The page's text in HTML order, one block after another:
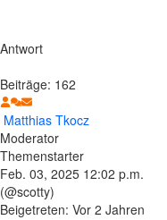
Antwort
Beiträge: 162
Matthias Tkocz
Moderator
Themenstarter
Feb. 03, 2025 12:02 p.m.
(@scotty)
Beigetreten: Vor 2 Jahren